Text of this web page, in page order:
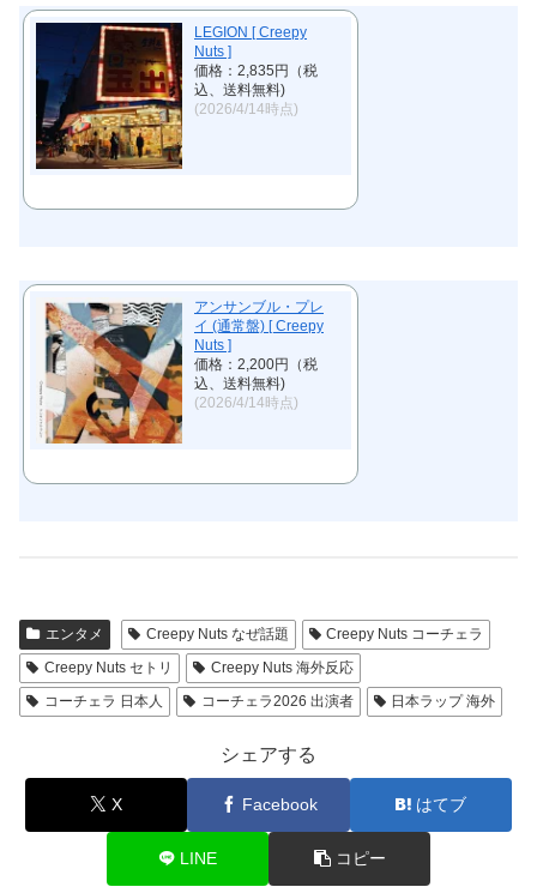
LEGION [ Creepy
Nuts ]
価格：2,835円（税
込、送料無料)
(2026/4/14時点)
アンサンブル・プレ
イ (通常盤) [ Creepy
Nuts ]
価格：2,200円（税
込、送料無料)
(2026/4/14時点)
エンタメ Creepy Nuts なぜ話題
Creepy Nuts コーチェラ
Creepy Nuts セトリ
Creepy Nuts 海外反応
コーチェラ 日本人
コーチェラ2026 出演者 日本ラップ 海外
シェアする
X Facebook はてブ
LINE コピー